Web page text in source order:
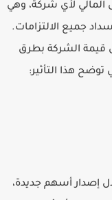
المالي لأي شركة، وهي
جميع الالتزامات.
قيمة الشركة بطرق
هذا التأثير:
إصدار أسهم جديدة،